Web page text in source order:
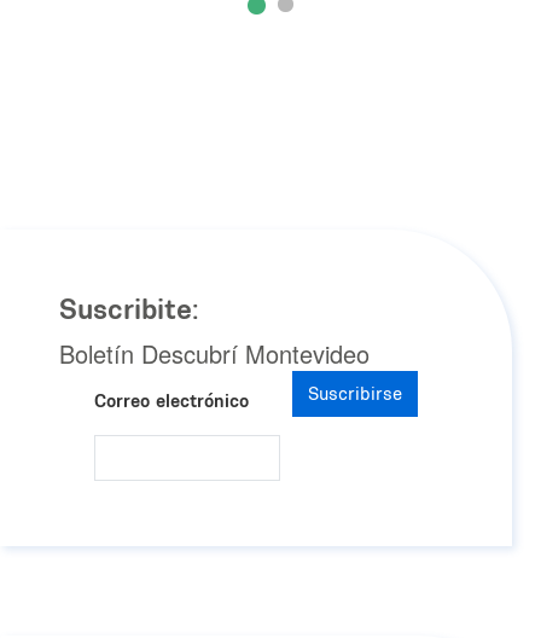
Suscribite:
Boletín Descubrí Montevideo
Correo electrónico Suscribirse